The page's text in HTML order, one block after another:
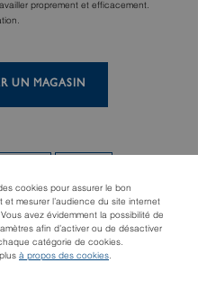
cookies pour assurer le bon
et mesurer l’audience du site internet
avez évidemment la possibilité de
afin d’activer ou de désactiver
catégorie de cookies.
à propos des cookies.
proprement et efficacement.
UN MAGASIN